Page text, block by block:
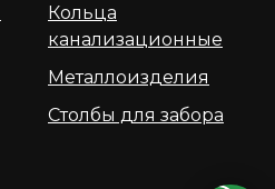
Кольца
канализационные
Металлоизделия
Столбы для забора